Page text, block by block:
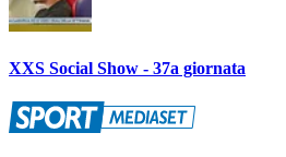
XXS Social Show - 37a giornata